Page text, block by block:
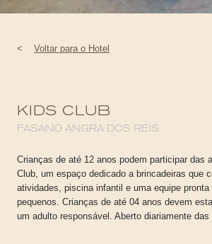
< Voltar para o Hotel
KIDS CLUB
FASANO ANGRA DOS REIS
Crianças de até 12 anos podem participar das
Club, um espaço dedicado a brincadeiras que
atividades, piscina infantil e uma equipe pronta
pequenos. Crianças de até 04 anos devem
um adulto responsável. Aberto diariamente das